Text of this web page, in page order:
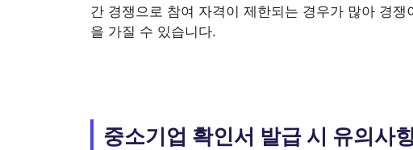
간 경쟁으로 참여 자격이 제한되는 경우가 많아 경
을 가질 수 있습니다.
중소기업 확인서 발급 시 유의사